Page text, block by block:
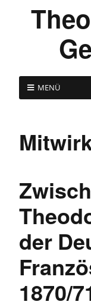
MENÜ
der
1870/